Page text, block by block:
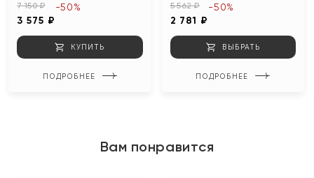
7 150 ₽
3 575 ₽
-50%
КУПИТЬ
ПОДРОБНЕЕ
5 562 ₽
2 781 ₽
-50%
ВЫБРАТЬ
ПОДРОБНЕЕ
Вам понравится